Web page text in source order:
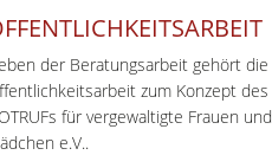
der Beratungsarbeit gehört die
zum Konzept des
für vergewaltigte Frauen und
e.V..